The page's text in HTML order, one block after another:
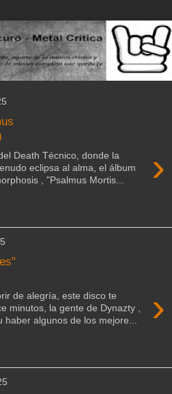
›
Death Técnico, donde la
eclipsa al alma, el álbum
, "Psalmus Mortis...
›
de alegría, este disco te
minutos, la gente de Dynazty ,
haber algunos de los mejore...